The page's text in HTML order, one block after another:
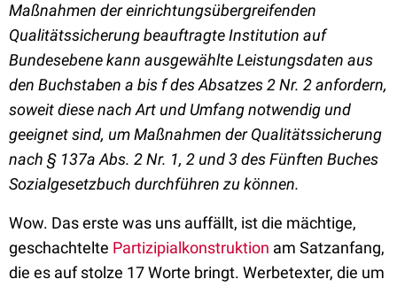
Maßnahmen der einrichtungsübergreifenden
Qualitätssicherung beauftragte Institution auf
Bundesebene kann ausgewählte Leistungsdaten aus
den Buchstaben a bis f des Absatzes 2 Nr. 2 anfordern,
soweit diese nach Art und Umfang notwendig und
geeignet sind, um Maßnahmen der Qualitätssicherung
nach § 137a Abs. 2 Nr. 1, 2 und 3 des Fünften Buches
Sozialgesetzbuch durchführen zu können.
Wow. Das erste was uns auffällt, ist die mächtige,
geschachtelte Partizipialkonstruktion am Satzanfang,
die es auf stolze 17 Worte bringt. Werbetexter, die um